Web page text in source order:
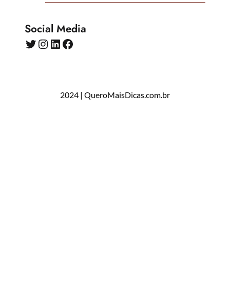
Social Media
Twitter Instagram LinkedIn Facebook
2024 | QueroMaisDicas.com.br